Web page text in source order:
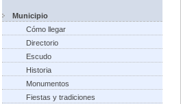
Municipio
Cómo llegar
Directorio
Escudo
Historia
Monumentos
Fiestas y tradiciones